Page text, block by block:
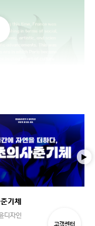
기체
디자인
고객센터